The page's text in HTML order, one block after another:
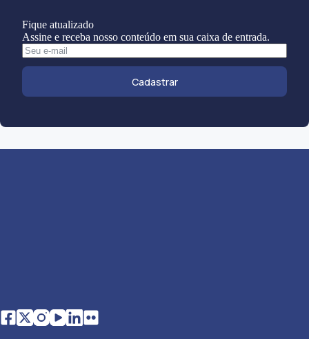
Fique atualizado
Assine e receba nosso conteúdo em sua caixa de entrada.
Cadastrar